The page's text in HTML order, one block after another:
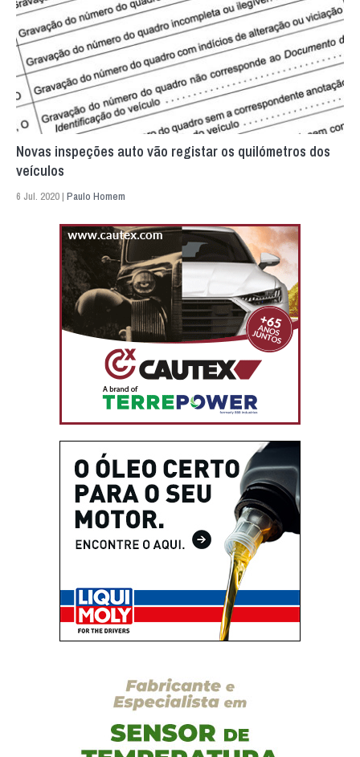
Novas inspeções auto vão registar os quilómetros dos
veículos
6 Jul. 2020 | Paulo Homem